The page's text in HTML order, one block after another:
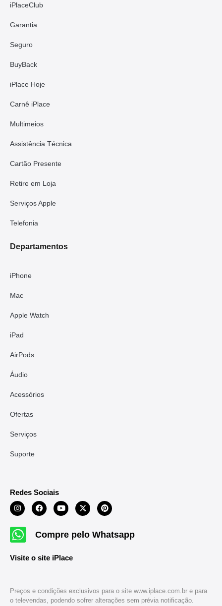
iPlaceClub
Garantia
Seguro
BuyBack
iPlace Hoje
Carnê iPlace
Multimeios
Assistência Técnica
Cartão Presente
Retire em Loja
Serviços Apple
Telefonia
Departamentos
iPhone
Mac
Apple Watch
iPad
AirPods
Áudio
Acessórios
Ofertas
Serviços
Suporte
Redes Sociais
Compre pelo Whatsapp
Visite o site iPlace
Preços e condições exclusivos para o site www.iplace.com.br e para
o televendas, podendo sofrer alterações sem prévia notificação.